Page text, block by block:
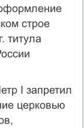
строе
титула
I запретил
церковью